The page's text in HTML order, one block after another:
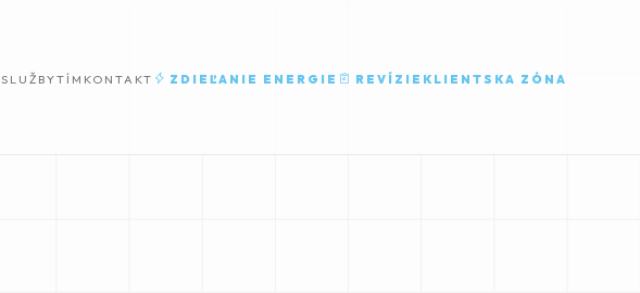
SLUŽBYTÍM KONTAKT ZDIEĽANIE ENERGIE REVÍZIE KLIENTSKA ZÓNA